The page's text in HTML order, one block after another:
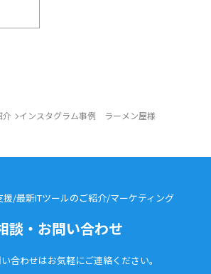
介 インスタグラム事例 ラーメン屋様
援/最新ITツールのご紹介/マーケティング
談・お問い合わせ
合わせはお気軽にご連絡ください。